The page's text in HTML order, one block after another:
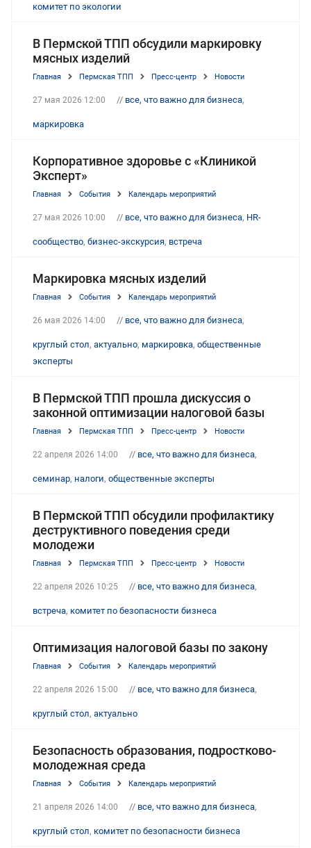
комитет по экологии
В Пермской ТПП обсудили маркировку
мясных изделий
Главная Пермская ТПП Пресс-центр Новости
27 мая 2026 12:00 // все, что важно для бизнеса,
маркировка
Корпоративное здоровье с «Клиникой
Эксперт»
Главная События Календарь мероприятий
27 мая 2026 10:00 // все, что важно для бизнеса, HR-
сообщество, бизнес-экскурсия, встреча
Маркировка мясных изделий
Главная События Календарь мероприятий
26 мая 2026 14:00 // все, что важно для бизнеса,
круглый стол, актуально, маркировка, общественные
эксперты
В Пермской ТПП прошла дискуссия о
законной оптимизации налоговой базы
Главная Пермская ТПП Пресс-центр Новости
22 апреля 2026 14:00 // все, что важно для бизнеса,
семинар, налоги, общественные эксперты
В Пермской ТПП обсудили профилактику
деструктивного поведения среди
молодежи
Главная Пермская ТПП Пресс-центр Новости
22 апреля 2026 10:25 // все, что важно для бизнеса,
встреча, комитет по безопасности бизнеса
Оптимизация налоговой базы по закону
Главная События Календарь мероприятий
22 апреля 2026 15:00 // все, что важно для бизнеса,
круглый стол, актуально
Безопасность образования, подростково-
молодежная среда
Главная События Календарь мероприятий
21 апреля 2026 14:00 // все, что важно для бизнеса,
круглый стол, комитет по безопасности бизнеса